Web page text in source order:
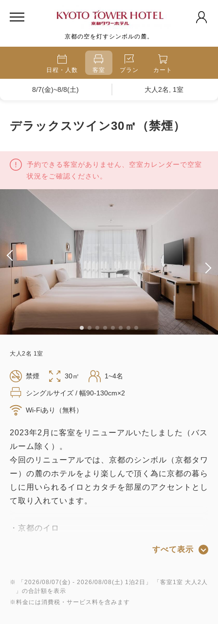
京都の空を灯すシンボルの麓。
日程・人数 客室 プラン カート
8/7(金)~8/8(土) 大人2名, 1室
デラックスツイン30㎡（禁煙）
予約できる客室がありません、空室カレンダーで空室
状況をご確認ください。
大人 2名 1 室
禁煙 30㎡ 1~4名
シングルサイズ / 幅90-130cm×2
Wi-Fiあり（無料）
2023年2月に客室をリニューアルいたしました（バス
ルーム除く）。
今回のリニューアルでは、京都のシンボル（京都タワ
ー）の麓のホテルをより楽しんで頂く為に京都の暮ら
しに用いられるイロとカタチを部屋のアクセントとし
て取り入れています。
・京都のイロ
ロ）」をアクセントカラーとして個性的でモダンな雰
・京都のカタチ
京都（和）の暮らしのカタチとして
すべて表示
※ 「 2026/08/07(金) - 2026/08/08(土) 1泊2日 」 「客室1室 大人2人
」の合計額を表示
※料金には消費税・サービス料を含みます